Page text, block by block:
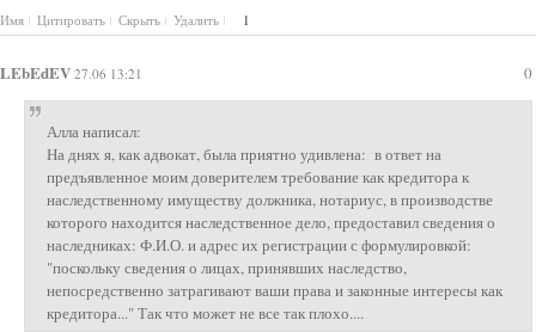
Имя Цитировать Скрыть Удалить 1
0
LEbEdEV 27.06 13:21
Алла написал:
На днях я, как адвокат, была приятно удивлена: в ответ на
предъявленное моим доверителем требование как кредитора к
наследственному имуществу должника, нотариус, в производстве
которого находится наследственное дело, предоставил сведения о
наследниках: Ф.И.О. и адрес их регистрации с формулировкой:
"поскольку сведения о лицах, принявших наследство,
непосредственно затрагивают ваши права и законные интересы как
кредитора..." Так что может не все так плохо....